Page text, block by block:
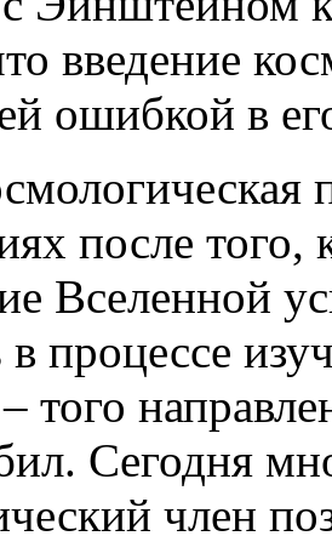
введение
ошибкой в
после того,
Вселенной
в процессе
того
Сегодня
член